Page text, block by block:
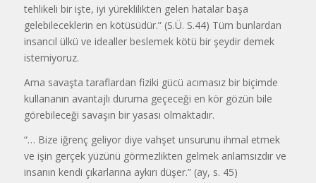
tehlikeli bir işte, iyi yüreklilikten gelen hatalar başa
gelebileceklerin en kötüsüdür.” (S.Ü. S.44) Tüm bunlardan
insancıl ülkü ve idealler beslemek kötü bir şeydir demek
istemiyoruz.
Ama savaşta taraflardan fiziki gücü acımasız bir biçimde
kullananın avantajlı duruma geçeceği en kör gözün bile
görebileceği savaşın bir yasası olmaktadır.
“… Bize iğrenç geliyor diye vahşet unsurunu ihmal etmek
ve işin gerçek yüzünü görmezlikten gelmek anlamsızdır ve
insanın kendi çıkarlarına aykırı düşer.” (ay, s. 45)